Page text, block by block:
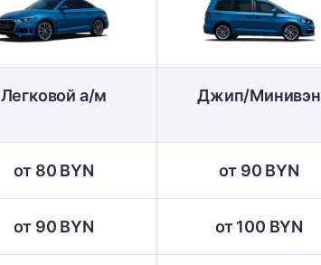
Легковой а/м Джип/Минивэн
от 80 BYN от 90 BYN
от 90 BYN от 100 BYN